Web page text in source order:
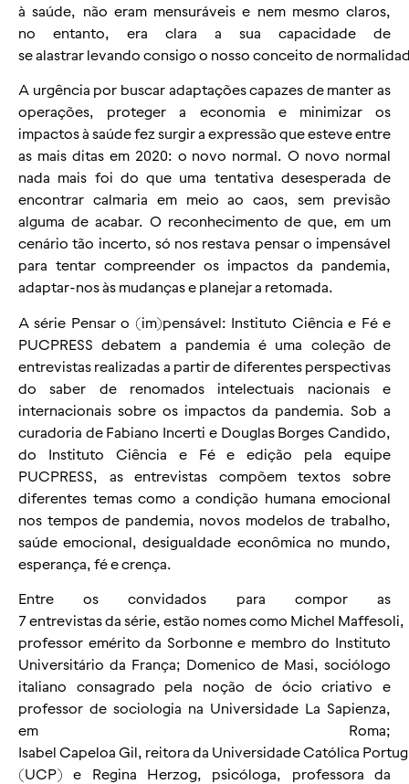
à saúde, não eram mensuráveis e nem mesmo claros,
no entanto, era clara a sua capacidade de
se alastrar levando consigo o nosso conceito de
A urgência por buscar adaptações capazes de manter as
operações, proteger a economia e minimizar os
impactos à saúde fez surgir a expressão que esteve entre
as mais ditas em 2020: o novo normal. O novo normal
nada mais foi do que uma tentativa desesperada de
encontrar calmaria em meio ao caos, sem previsão
alguma de acabar. O reconhecimento de que, em um
cenário tão incerto, só nos restava pensar o impensável
para tentar compreender os impactos da pandemia,
adaptar-nos às mudanças e planejar a retomada.
A série Pensar o (im)pensável: Instituto Ciência e Fé e
PUCPRESS debatem a pandemia é uma coleção de
entrevistas realizadas a partir de diferentes perspectivas
do saber de renomados intelectuais nacionais e
internacionais sobre os impactos da pandemia. Sob a
curadoria de Fabiano Incerti e Douglas Borges Candido,
do Instituto Ciência e Fé e edição pela equipe
PUCPRESS, as entrevistas compõem textos sobre
diferentes temas como a condição humana emocional
nos tempos de pandemia, novos modelos de trabalho,
saúde emocional, desigualdade econômica no mundo,
esperança, fé e crença.
Entre os convidados para compor as
7 entrevistas da série, estão nomes como Michel Maffesoli,
professor emérito da Sorbonne e membro do Instituto
Universitário da França; Domenico de Masi, sociólogo
italiano consagrado pela noção de ócio criativo e
professor de sociologia na Universidade La Sapienza,
em Roma;
Isabel Capeloa Gil, reitora da Universidade Católica
(UCP) e Regina Herzog, psicóloga, professora da